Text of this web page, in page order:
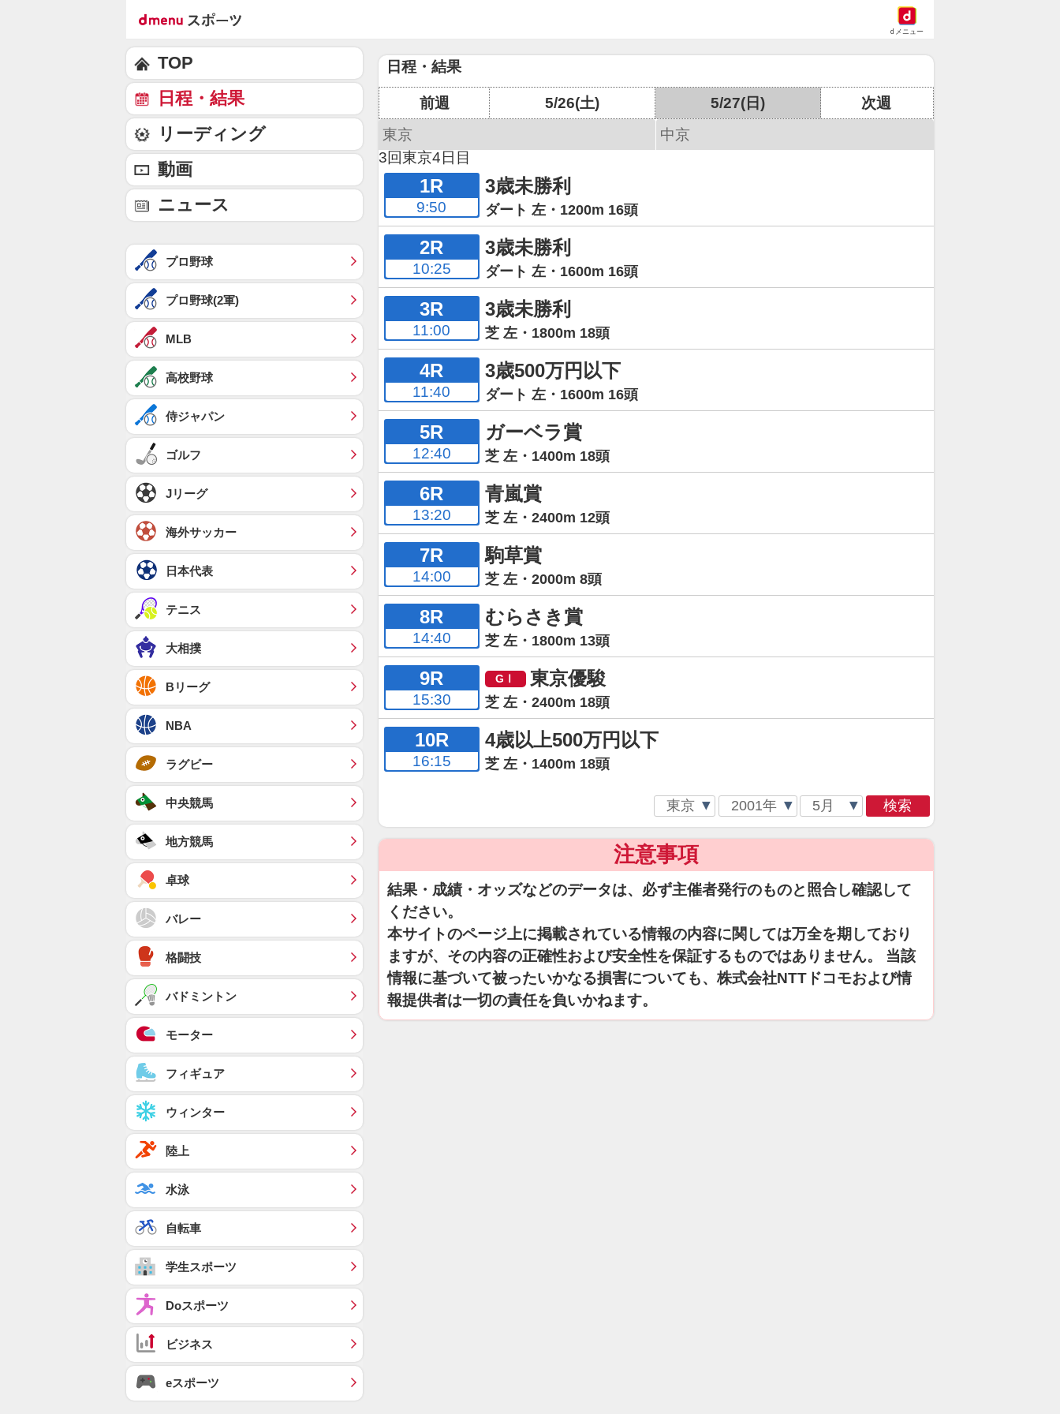
dメニュー
日程・結果
前週 5/26(土) 5/27(日)
次週
東京
中京
3回東京4日目
1R
9:50
3歳未勝利
ダート 左・1200m 16頭
2R
10:25
3歳未勝利
ダート 左・1600m 16頭
3R
11:00
3歳未勝利
芝 左・1800m 18頭
4R
11:40
3歳500万円以下
ダート 左・1600m 16頭
5R
12:40
ガーベラ賞
芝 左・1400m 18頭
6R
13:20
青嵐賞
芝 左・2400m 12頭
7R
14:00
駒草賞
芝 左・2000m 8頭
8R
14:40
むらさき賞
芝 左・1800m 13頭
9R
15:30
東京優駿
芝 左・2400m 18頭
10R
16:15
4歳以上500万円以下
芝 左・1400m 18頭
検索
注意事項
結果・成績・オッズなどのデータは、必ず主催者発行のものと照合し確認して
ください。
本サイトのページ上に掲載されている情報の内容に関しては万全を期しており
ますが、その内容の正確性および安全性を保証するものではありません。 当該
情報に基づいて被ったいかなる損害についても、株式会社NTTドコモおよび情
報提供者は一切の責任を負いかねます。
TOP
日程・結果
リーディング
動画
ニュース
プロ野球
プロ野球(2軍)
MLB
高校野球
侍ジャパン
ゴルフ
Jリーグ
海外サッカー
日本代表
テニス
大相撲
Bリーグ
NBA
ラグビー
中央競馬
地方競馬
卓球
バレー
格闘技
バドミントン
モーター
フィギュア
ウィンター
陸上
水泳
自転車
学生スポーツ
Doスポーツ
ビジネス
eスポーツ